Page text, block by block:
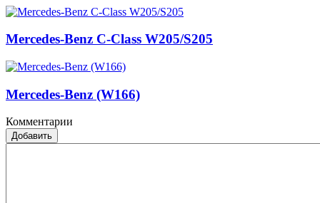
Mercedes-Benz C-Class W205/S205
Mercedes-Benz (W166)
Комментарии
Добавить